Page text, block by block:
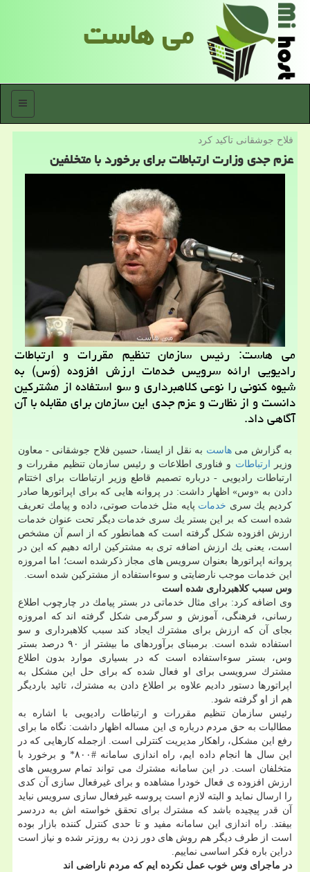
می هاست
منو
فلاح جوشقانی تاكید كرد
عزم جدی وزارت ارتباطات برای برخورد با متخلفین
می هاست: رئیس سازمان تنظیم مقررات و ارتباطات
رادیویی ارائه سرویس خدمات ارزش افزوده (وَس) به
شیوه كنونی را نوعی كلاهبرداری و سو استفاده از مشتركین
دانست و از نظارت و عزم جدی این سازمان برای مقابله با آن
آگاهی داد.
به گزارش میهاست به نقل از ایسنا، حسین فلاح جوشقانی - معاون
وزیر
ارتباطات و فناوری اطلاعات و رئیس سازمان تنظیم مقررات و
ارتباطات رادیویی - درباره تصمیم قاطع وزیر ارتباطات برای اختتام
دادن به «وس» اظهار داشت: در پروانه هایی كه برای اپراتورها صادر
كردیم یك سری خدمات پایه مثل خدمات صوتی، داده و پیامك تعریف
شده است كه بر این بستر یك سری خدمات دیگر تحت عنوان خدمات
ارزش افزوده شكل گرفته است كه همانطور كه از اسم آن مشخص
است، یعنی یك ارزش اضافه تری به مشتركین ارائه دهیم كه این در
پروانه اپراتورها بعنوان سرویس های مجاز ذكرشده است؛ اما امروزه
این خدمات موجب نارضایتی و سوءاستفاده از مشتركین شده است.
وس سبب كلاهبرداری شده است
وی اضافه كرد: برای مثال خدماتی در بستر پیامك در چارچوب اطلاع
رسانی، فرهنگی، آموزش و سرگرمی شكل گرفته اند كه امروزه
بجای آن كه ارزش برای مشترك ایجاد كند سبب كلاهبرداری و سو
استفاده شده است. برمبنای برآوردهای ما بیشتر از ۹۰ درصد بستر
وس، بستر سوءاستفاده است كه در بسیاری موارد بدون اطلاع
مشترك سرویسی برای او فعال شده كه برای حل این مشكل به
اپراتورها دستور دادیم علاوه بر اطلاع دادن به مشترك، تائید باردیگر
هم از او گرفته شود.
رئیس سازمان تنظیم مقررات و ارتباطات رادیویی با اشاره به
مطالبات به حق مردم درباره ی این مساله اظهار داشت: نگاه ما برای
رفع این مشكل، راهكار مدیریت كنترلی است. ازجمله كارهایی كه در
این سال ها انجام داده ایم، راه اندازی سامانه #۸۰۰* و برخورد با
متخلفان است. در این سامانه مشترك می تواند تمام سرویس های
ارزش افزوده ی فعال خودرا مشاهده و برای غیرفعال سازی آن كدی
را ارسال نماید و البته لازم است پروسه غیرفعال سازی سرویس نباید
آن قدر پیچیده باشد كه مشترك برای تحقق خواسته اش به دردسر
بیفتد. راه اندازی این سامانه مفید و تا حدی كنترل كننده بازار بوده
است از طرف دیگر هم روش های دور زدن به روزتر شده و نیاز است
دراین باره فكر اساسی نماییم.
در ماجرای وس خوب عمل نكرده ایم كه مردم ناراضی اند